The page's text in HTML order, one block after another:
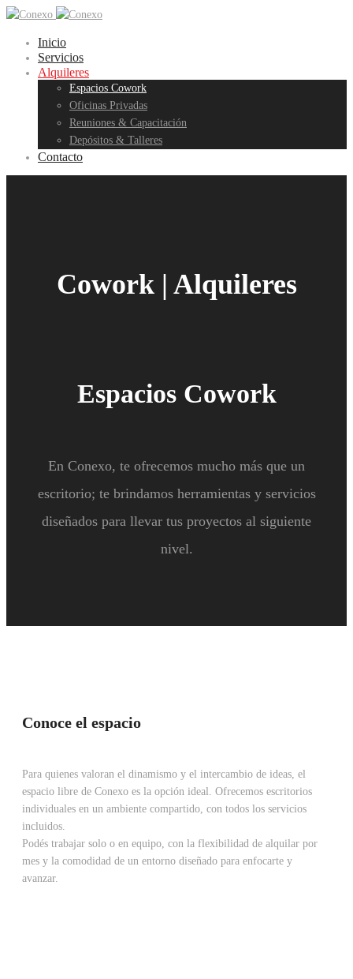
Inicio
Servicios
Alquileres
Espacios Cowork
Oficinas Privadas
Reuniones & Capacitación
Depósitos & Talleres
Contacto
Cowork | Alquileres
Espacios Cowork
En Conexo, te ofrecemos mucho más que un
escritorio; te brindamos herramientas y servicios
diseñados para llevar tus proyectos al siguiente
nivel.
Conoce el espacio
Para quienes valoran el dinamismo y el intercambio de ideas, el
espacio libre de Conexo es la opción ideal. Ofrecemos escritorios
individuales en un ambiente compartido, con todos los servicios
incluidos.
Podés trabajar solo o en equipo, con la flexibilidad de alquilar por
mes y la comodidad de un entorno diseñado para enfocarte y
avanzar.